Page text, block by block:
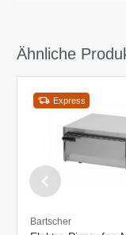
Ähnliche
Express
Bartscher